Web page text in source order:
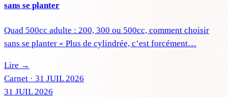
sans se planter
Quad 500cc adulte : 200, 300 ou 500cc, comment choisir
sans se planter « Plus de cylindrée, c’est forcément…
Lire →
Carnet · 31 JUIL 2026
31 JUIL 2026